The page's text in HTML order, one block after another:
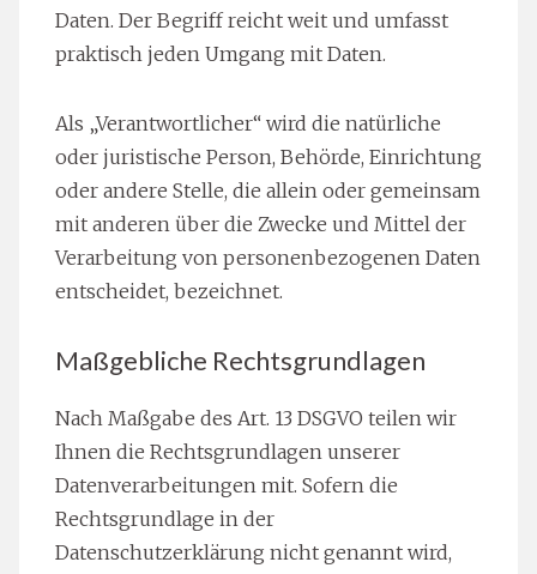
Daten. Der Begriff reicht weit und umfasst
praktisch jeden Umgang mit Daten.
Als „Verantwortlicher“ wird die natürliche
oder juristische Person, Behörde, Einrichtung
oder andere Stelle, die allein oder gemeinsam
mit anderen über die Zwecke und Mittel der
Verarbeitung von personenbezogenen Daten
entscheidet, bezeichnet.
Maßgebliche Rechtsgrundlagen
Nach Maßgabe des Art. 13 DSGVO teilen wir
Ihnen die Rechtsgrundlagen unserer
Datenverarbeitungen mit. Sofern die
Rechtsgrundlage in der
Datenschutzerklärung nicht genannt wird,